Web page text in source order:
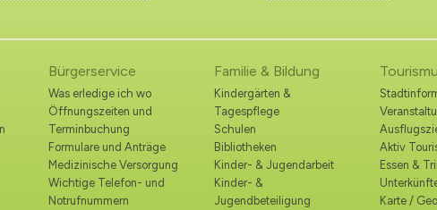
Bürgerservice
Was erledige ich wo
Öffnungszeiten und
Terminbuchung
Formulare und Anträge
Medizinische Versorgung
Wichtige Telefon- und
Notrufnummern
Familie & Bildung
Kindergärten &
Tagespflege
Schulen
Bibliotheken
Kinder- & Jugendarbeit
Kinder- &
Jugendbeteiligung
Aktiv
Essen &
Karte /